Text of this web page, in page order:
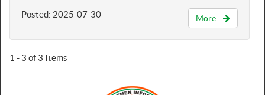
Posted: 2025-07-30 More...
1 - 3 of 3 Items